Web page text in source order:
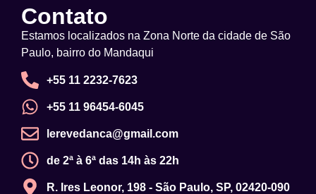
Contato
Estamos localizados na Zona Norte da cidade de São
Paulo, bairro do Mandaqui
+55 11 2232-7623
+55 11 96454-6045
lerevedanca@gmail.com
de 2ª à 6ª das 14h às 22h
R. Ires Leonor, 198 - São Paulo, SP, 02420-090